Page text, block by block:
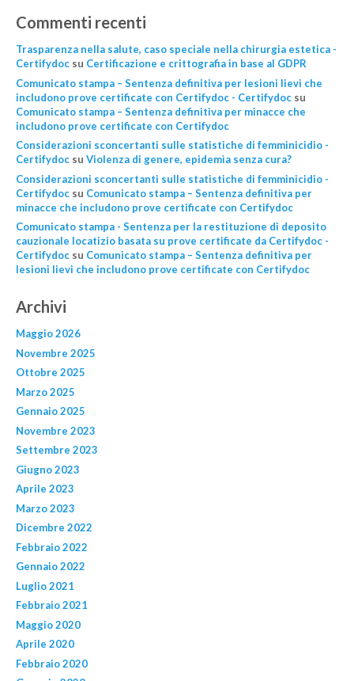
Commenti recenti
Trasparenza nella salute, caso speciale nella chirurgia estetica -
Certifydocsu Certificazione e crittografia in base al GDPR
Comunicato stampa – Sentenza definitiva per lesioni lievi che
includono prove certificate con Certifydoc - Certifydocsu
Comunicato stampa – Sentenza definitiva per minacce che
includono prove certificate con Certifydoc
Considerazioni sconcertanti sulle statistiche di femminicidio -
Certifydocsu Violenza di genere, epidemìa senza cura?
Considerazioni sconcertanti sulle statistiche di femminicidio -
Certifydocsu Comunicato stampa – Sentenza definitiva per
minacce che includono prove certificate con Certifydoc
Comunicato stampa - Sentenza per la restituzione di deposito
cauzionale locatizio basata su prove certificate da Certifydoc -
Certifydocsu Comunicato stampa – Sentenza definitiva per
lesioni lievi che includono prove certificate con Certifydoc
Archivi
Maggio 2026
Novembre 2025
Ottobre 2025
Marzo 2025
Gennaio 2025
Novembre 2023
Settembre 2023
Giugno 2023
Aprile 2023
Marzo 2023
Dicembre 2022
Febbraio 2022
Gennaio 2022
Luglio 2021
Febbraio 2021
Maggio 2020
Aprile 2020
Febbraio 2020